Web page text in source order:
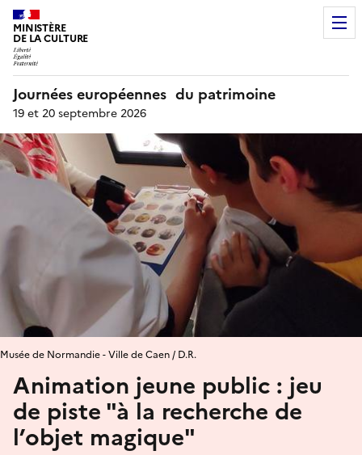
MINISTÈRE
DE LA CULTURE
Journées européennes du patrimoine
19 et 20 septembre 2026
Animation jeune public : jeu
de piste "à la recherche de
l’objet magique"
Musée de Normandie - Ville de Caen / D.R.